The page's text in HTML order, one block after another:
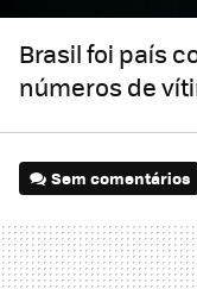
Brasil foi país
números de
Sem comentários